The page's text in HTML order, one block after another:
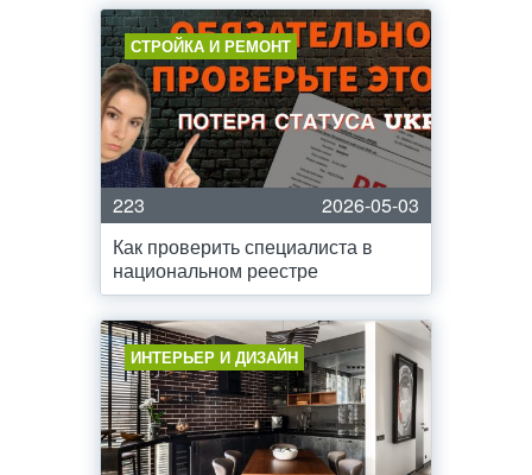
СТРОЙКА И РЕМОНТ
223
2026-05-03
Как проверить специалиста в
национальном реестре
ИНТЕРЬЕР И ДИЗАЙН